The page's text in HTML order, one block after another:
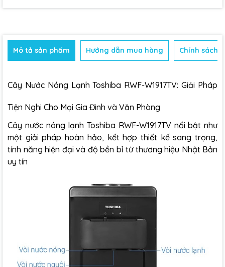
Mô tả sản phẩm Hướng dẫn mua hàng Chính sách
Cây Nước Nóng Lạnh Toshiba RWF-W1917TV: Giải Pháp
Tiện Nghi Cho Mọi Gia Đình và Văn Phòng
Cây nước nóng lạnh Toshiba RWF-W1917TV nổi bật như
một giải pháp hoàn hảo, kết hợp thiết kế sang trọng,
tính năng hiện đại và độ bền bỉ từ thương hiệu Nhật Bản
uy tín